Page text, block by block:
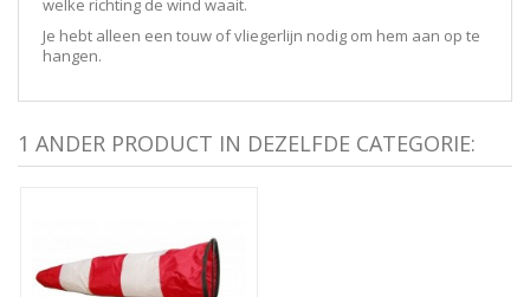
welke richting de wind waait.
Je hebt alleen een touw of vliegerlijn nodig om hem aan op te
hangen.
1 ANDER PRODUCT IN DEZELFDE CATEGORIE: